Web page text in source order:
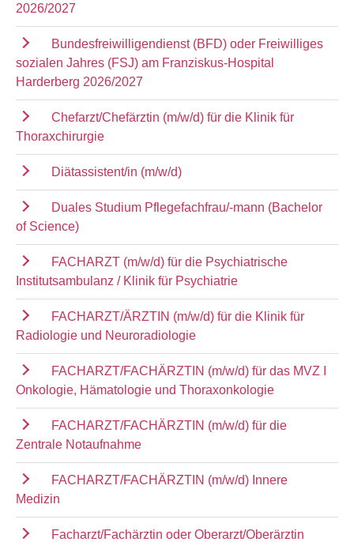
2026/2027
Bundesfreiwilligendienst (BFD) oder Freiwilliges
sozialen Jahres (FSJ) am Franziskus-Hospital
Harderberg 2026/2027
Chefarzt/Chefärztin (m/w/d) für die Klinik für
Thoraxchirurgie
Diätassistent/in (m/w/d)
Duales Studium Pflegefachfrau/-mann (Bachelor
of Science)
FACHARZT (m/w/d) für die Psychiatrische
Institutsambulanz / Klinik für Psychiatrie
FACHARZT/ÄRZTIN (m/w/d) für die Klinik für
Radiologie und Neuroradiologie
FACHARZT/FACHÄRZTIN (m/w/d) für das MVZ I
Onkologie, Hämatologie und Thoraxonkologie
FACHARZT/FACHÄRZTIN (m/w/d) für die
Zentrale Notaufnahme
FACHARZT/FACHÄRZTIN (m/w/d) Innere
Medizin
Facharzt/Fachärztin oder Oberarzt/Oberärztin